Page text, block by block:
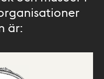
är: